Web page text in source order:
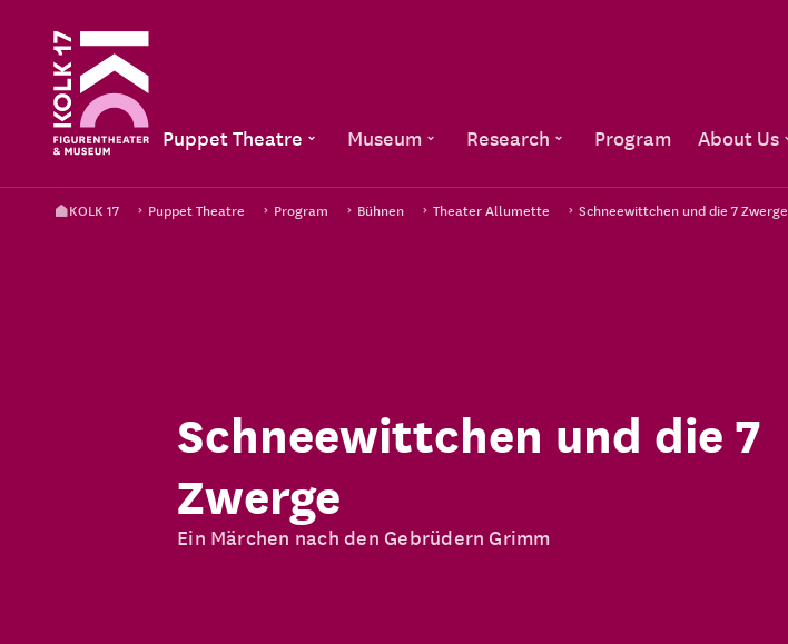
Puppet Theatre Museum Research Program About Us
KOLK 17 Puppet Theatre Program Bühnen Theater Allumette Schneewittchen und die 7 Zwerge
Schneewittchen und die 7
Zwerge
Ein Märchen nach den Gebrüdern Grimm